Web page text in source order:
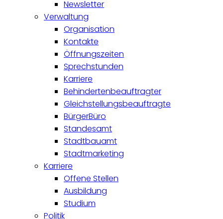
Newsletter
Verwaltung
Organisation
Kontakte
Öffnungszeiten
Sprechstunden
Karriere
Behindertenbeauftragter
Gleichstellungsbeauftragte
BürgerBüro
Standesamt
Stadtbauamt
Stadtmarketing
Karriere
Offene Stellen
Ausbildung
Studium
Politik